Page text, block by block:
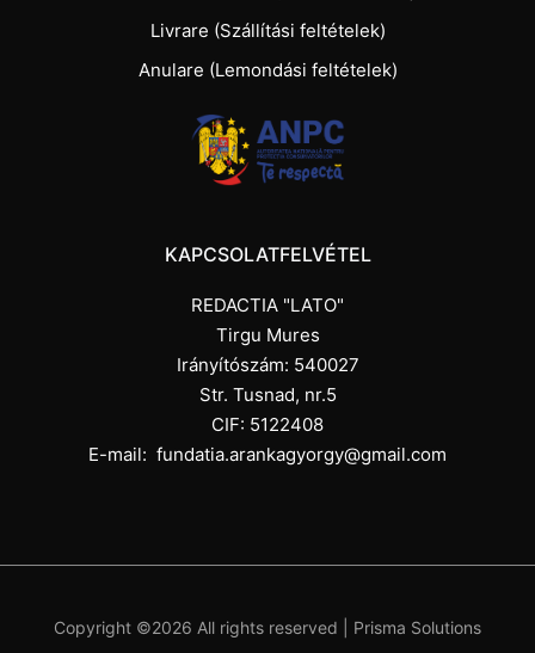
Livrare (Szállítási feltételek)
Anulare (Lemondási feltételek)
KAPCSOLATFELVÉTEL
REDACTIA "LATO"
Tirgu Mures
Irányítószám: 540027
Str. Tusnad, nr.5
CIF: 5122408
E-mail: fundatia.arankagyorgy@gmail.com
Copyright ©2026 All rights reserved | Prisma Solutions